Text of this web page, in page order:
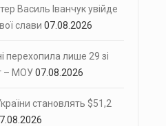
Василь Іванчук увійде
слави 07.08.2026
перехопила лише 29 зі
– МОУ07.08.2026
становлять $51,2